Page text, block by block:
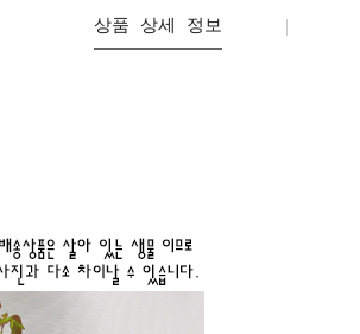
상품 상세 정보